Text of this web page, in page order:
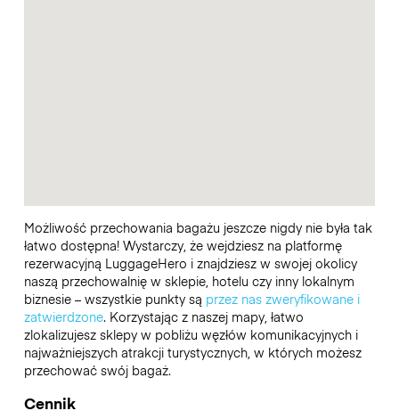
Możliwość przechowania bagażu jeszcze nigdy nie była tak
łatwo dostępna! Wystarczy, że wejdziesz na platformę
rezerwacyjną LuggageHero i znajdziesz w swojej okolicy
naszą przechowalnię w sklepie, hotelu czy inny lokalnym
biznesie – wszystkie punkty są przez nas zweryfikowane i
zatwierdzone. Korzystając z naszej mapy, łatwo
zlokalizujesz sklepy w pobliżu węzłów komunikacyjnych i
najważniejszych atrakcji turystycznych, w których możesz
przechować swój bagaż.
Cennik